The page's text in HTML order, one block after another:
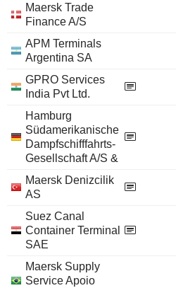
Maersk Trade
Finance A/S
APM Terminals
Argentina SA
GPRO Services
India Pvt Ltd.
Hamburg
Südamerikanische
Dampfschifffahrts-
Gesellschaft A/S &
Maersk Denizcilik
AS
Suez Canal
Container Terminal
SAE
Maersk Supply
Service Apoio